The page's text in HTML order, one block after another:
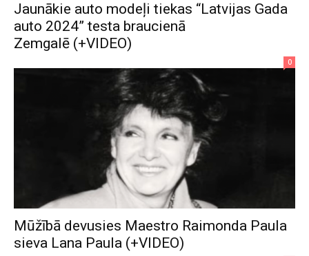
Jaunākie auto modeļi tiekas “Latvijas Gada
auto 2024” testa braucienā
Zemgalē (+VIDEO)
0
Mūžībā devusies Maestro Raimonda Paula
sieva Lana Paula (+VIDEO)